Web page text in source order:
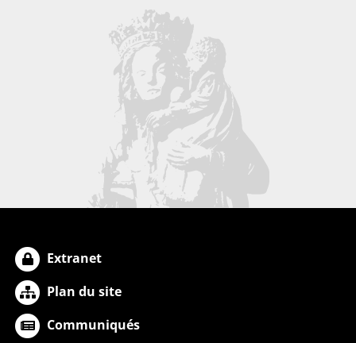
Extranet
Plan du site
Communiqués